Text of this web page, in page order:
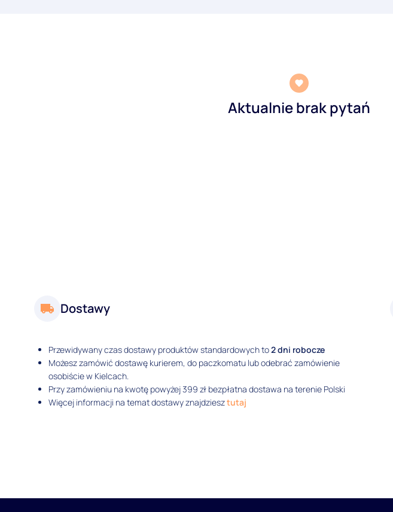
Aktualnie brak pytań
Dostawy
Przewidywany czas dostawy produktów standardowych to2 dni robocze
Możesz zamówić dostawę kurierem, do paczkomatu lub odebrać zamówienie
osobiście w Kielcach.
Przy zamówieniu na kwotę powyżej 399 zł bezpłatna dostawa na terenie Polski
Więcej informacji na temat dostawy znajdziesztutaj